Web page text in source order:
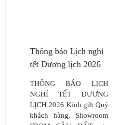
Thông báo Lịch nghỉ
tết Dương lịch 2026
THÔNG BÁO LỊCH
NGHỈ TẾT DƯƠNG
LỊCH 2026 Kính gửi Quý
khách hàng, Showroom